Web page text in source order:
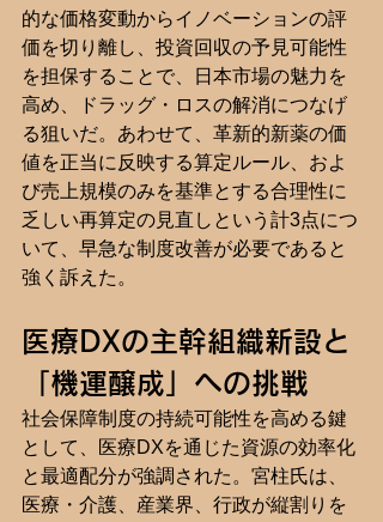
的な価格変動からイノベーションの評
価を切り離し、投資回収の予見可能性
を担保することで、日本市場の魅力を
高め、ドラッグ・ロスの解消につなげ
る狙いだ。あわせて、革新的新薬の価
値を正当に反映する算定ルール、およ
び売上規模のみを基準とする合理性に
乏しい再算定の見直しという計3点につ
いて、早急な制度改善が必要であると
強く訴えた。
医療DXの主幹組織新設と
「機運醸成」への挑戦
社会保障制度の持続可能性を高める鍵
として、医療DXを通じた資源の効率化
と最適配分が強調された。宮柱氏は、
医療・介護、産業界、行政が縦割りを